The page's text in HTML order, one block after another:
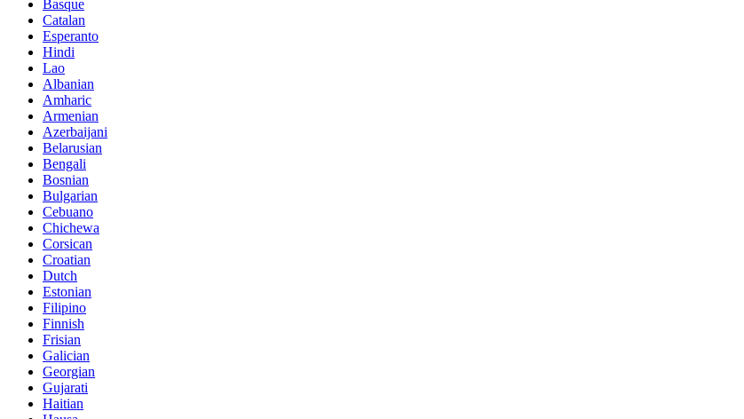
Basque
Catalan
Esperanto
Hindi
Lao
Albanian
Amharic
Armenian
Azerbaijani
Belarusian
Bengali
Bosnian
Bulgarian
Cebuano
Chichewa
Corsican
Croatian
Dutch
Estonian
Filipino
Finnish
Frisian
Galician
Georgian
Gujarati
Haitian